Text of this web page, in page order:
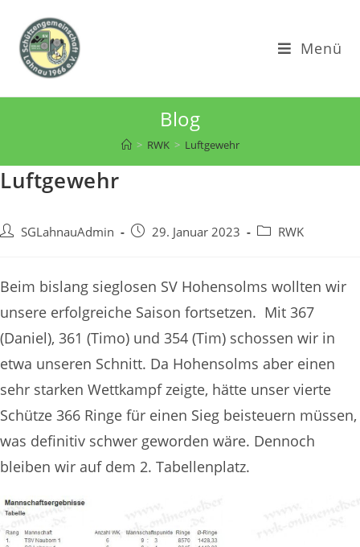
Inhalt
springen
Menü
Blog
> RWK > Luftgewehr
Luftgewehr
Beitrags-
SGLahnauAdmin
Beitrag29. Januar 2023
Beitrags-
RWK
Beim bislang sieglosen SV Hohensolms wollten wir
unsere erfolgreiche Saison fortsetzen. Mit 367
(Daniel), 361 (Timo) und 354 (Tim) schossen wir in
etwa unseren Schnitt. Da Hohensolms aber einen
sehr starken Wettkampf zeigte, hätte unser vierte
Schütze 366 Ringe für einen Sieg beisteuern müssen,
was definitiv schwer geworden wäre. Dennoch
bleiben wir auf dem 2. Tabellenplatz.